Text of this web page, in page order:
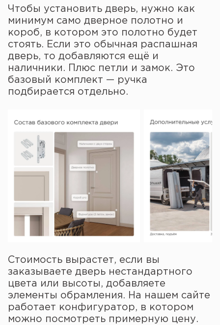
Чтобы установить дверь, нужно как
минимум само дверное полотно и
короб, в котором это полотно будет
стоять. Если это обычная распашная
дверь, то добавляются ещё и
наличники. Плюс петли и замок. Это
базовый комплект — ручка
подбирается отдельно.
Стоимость вырастет, если вы
заказываете дверь нестандартного
цвета или высоты, добавляете
элементы обрамления. На нашем сайте
работает конфигуратор, в котором
можно посмотреть примерную цену.